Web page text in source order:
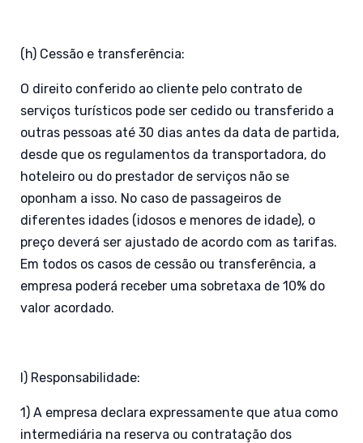
(h) Cessão e transferência:
O direito conferido ao cliente pelo contrato de
serviços turísticos pode ser cedido ou transferido a
outras pessoas até 30 dias antes da data de partida,
desde que os regulamentos da transportadora, do
hoteleiro ou do prestador de serviços não se
oponham a isso. No caso de passageiros de
diferentes idades (idosos e menores de idade), o
preço deverá ser ajustado de acordo com as tarifas.
Em todos os casos de cessão ou transferência, a
empresa poderá receber uma sobretaxa de 10% do
valor acordado.
I) Responsabilidade:
1) A empresa declara expressamente que atua como
intermediária na reserva ou contratação dos